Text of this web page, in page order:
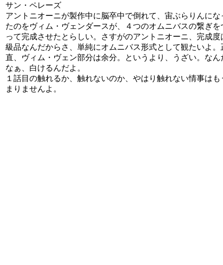
サン・ペレーズ
アントニオーニが製作中に脳卒中で倒れて、宙ぶらりんにな
たのをヴィム・ヴェンダースが、４つのオムニバスの繋ぎを
って完成させたとらしい。さすがのアントニオーニ、完成度
級品なんだからさ、単純にオムニバス形式として観たいよ。
直、ヴィム・ヴェン部分は余分。というより、うざい。なん
なぁ、白けるんだよ。
１話目の触れるか、触れないのか、やはり触れない情事はも
まりませんよ。